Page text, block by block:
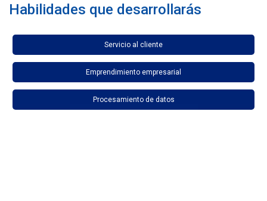
Habilidades que desarrollarás
Servicio al cliente
Emprendimiento empresarial
Procesamiento de datos